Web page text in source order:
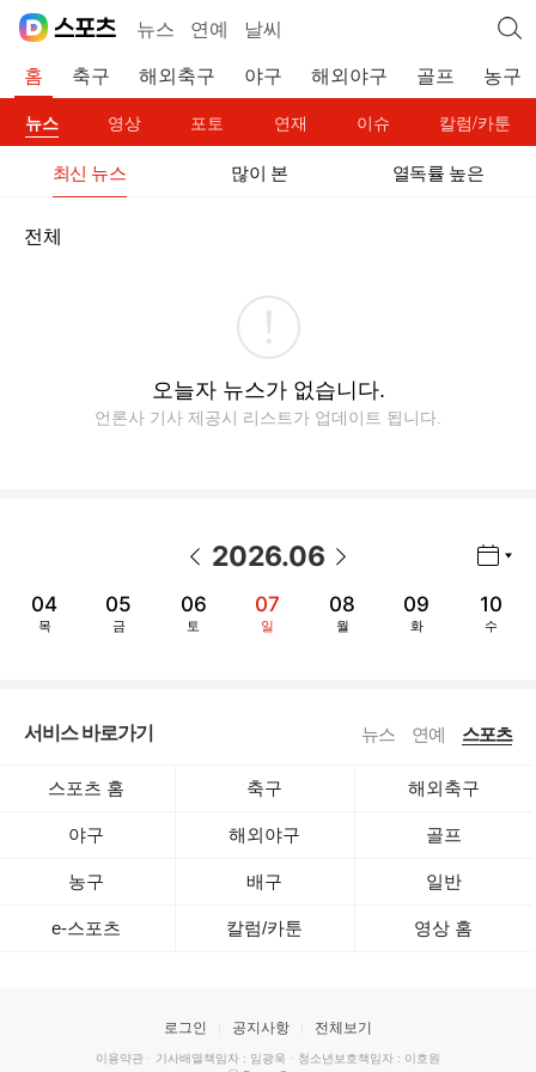
뉴스 연예 날씨
홈 축구 해외축구 야구 해외야구 골프 농구
뉴스 영상 포토 연재 이슈 칼럼/카툰
최신 뉴스 많이 본 열독률 높은
전체
오늘자 뉴스가 없습니다.
언론사 기사 제공시 리스트가 업데이트 됩니다.
2026.06
04
목
05
금
06
토
07
일
08
월
09
화
10
수
서비스 바로가기 뉴스 연예 스포츠
스포츠 홈 축구 해외축구
야구 해외야구 골프
농구 배구 일반
e-스포츠 칼럼/카툰 영상 홈
로그인 공지사항 전체보기
이용약관 · 기사배열책임자 : 임광욱 · 청소년보호책임자 : 이호원